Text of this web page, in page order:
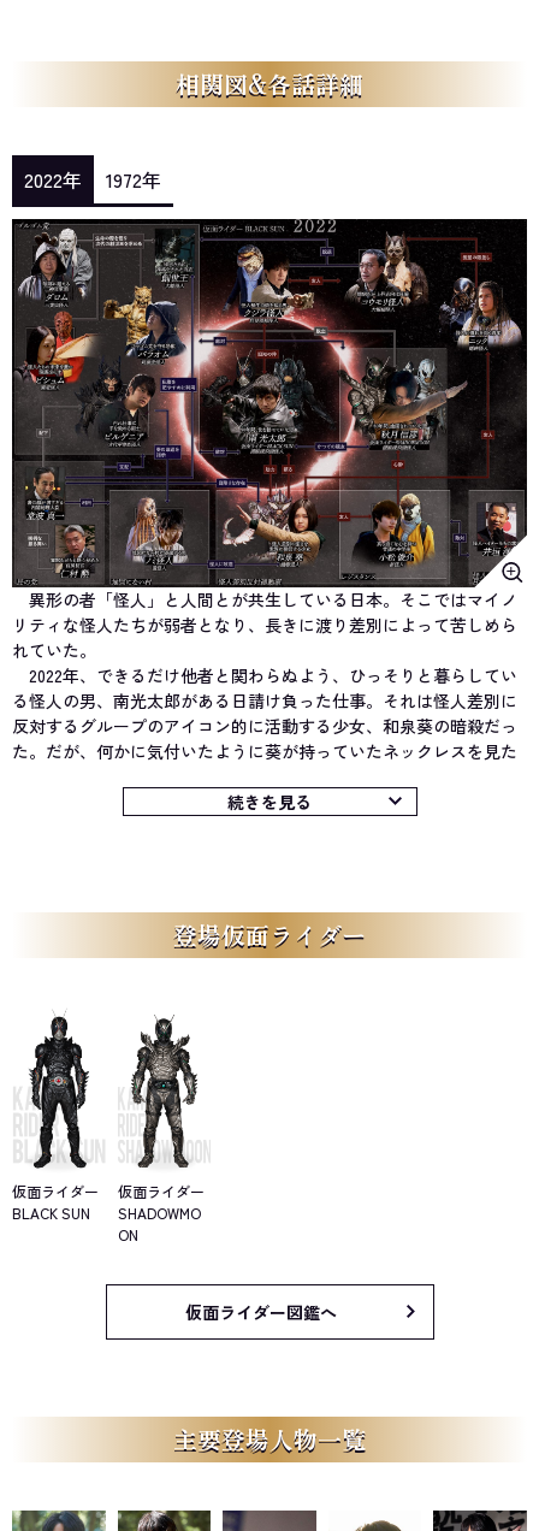
相関図&各話詳細
2022年 1972年
異形の者「怪人」と人間とが共生している日本。そこではマイノ
リティな怪人たちが弱者となり、長きに渡り差別によって苦しめら
れていた。
2022年、できるだけ他者と関わらぬよう、ひっそりと暮らしてい
る怪人の男、南光太郎がある日請け負った仕事。それは怪人差別に
反対するグループのアイコン的に活動する少女、和泉葵の暗殺だっ
た。だが、何かに気付いたように葵が持っていたネックレスを見た
で政党「ゴルゴム党」を結成し、敗者側となった光太郎は、無念の
思いを引き摺りながら、50年もの間、身を潜める生活を送ってい
葵との出会いを機に、光太郎の周囲は大きく動き出す。かつて、
ともに五流護六に参加した仲間であり、幼いころからの友人でもあ
った怪人の男、秋月信彦と再会。敗者側であった信彦は、ゴルゴム
党の地下牢獄に50年間繋がれていたが、内に秘めた野望の炎は未だ
衰えておらず、ゴルゴム党が管理する怪人の神的な存在「創世王」
の打倒を光太郎に訴える。
だが、実はその創世王の命もすでに尽きかけていた。ゴルゴム党
の面々は、創世王の継承に必要となるふたつの「キングストーン」
を捜索。かつてそれを持っていたのは光太郎と信彦だったが、五流
て、光太郎のキングストーンをネックレスにして持っていたのが、
る。一方で、差別に苦しむ怪人たちと決起し、打倒ゴルゴム党に燃
える信彦もまた、苛烈な運命を辿ることとなり、怒りと絶望感から
かつて同じ未来を見ていたはずの光太郎と信彦だったが、その道
続きを見る
登場仮面ライダー
仮面ライダー
BLACK SUN
仮面ライダー
SHADOWMO
ON
仮面ライダー図鑑へ
主要登場人物一覧